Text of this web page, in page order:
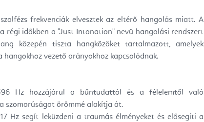
frekvenciák elvesztek az eltérő hangolás miatt. A
régi időkben a "Just Intonation" nevű hangolási rendszert
közepén tiszta hangközöket tartalmazott, amelyek
vezető arányokhoz kapcsolódnak.
Hz hozzájárul a bűntudattól és a félelemtől való
szomorúságot örömmé alakítja át.
Hz segít leküzdeni a traumás élményeket és elősegíti a